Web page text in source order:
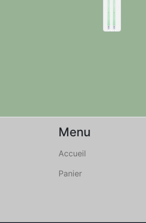
Menu
Accueil
Panier